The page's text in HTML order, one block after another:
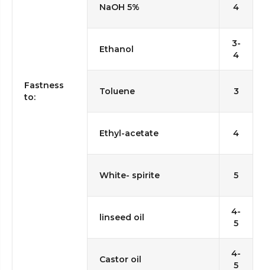
Fastness
to:
NaOH 5% 4
Ethanol
3-
4
Toluene 3
Ethyl-acetate 4
White- spirite 5
linseed oil
4-
5
Castor oil
4-
5